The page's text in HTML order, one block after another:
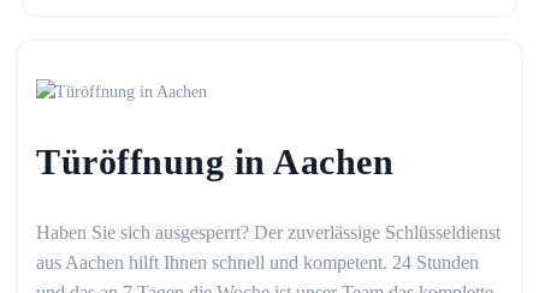
Türöffnung in Aachen
Haben Sie sich ausgesperrt? Der zuverlässige Schlüsseldienst
aus Aachen hilft Ihnen schnell und kompetent. 24 Stunden